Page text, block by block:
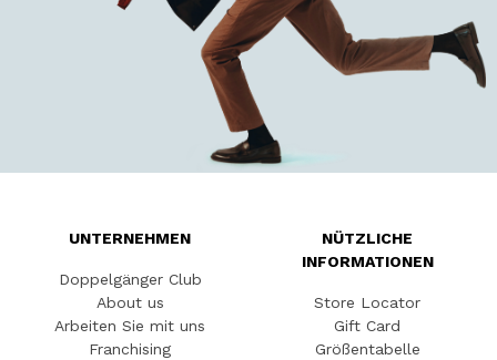
UNTERNEHMEN
Doppelgänger Club
About us
Arbeiten Sie mit uns
Franchising
NÜTZLICHE
INFORMATIONEN
Store Locator
Gift Card
Größentabelle